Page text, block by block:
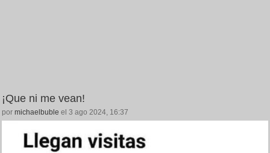
¡Que ni me vean!
por michaelbuble el 3 ago 2024, 16:37